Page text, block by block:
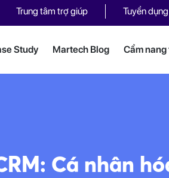
Trung tâm trợ giúp Tuyển dụng
Study Martech Blog Cẩm
Cá nhân